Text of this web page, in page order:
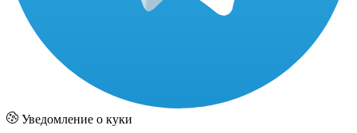
Уведомление о куки